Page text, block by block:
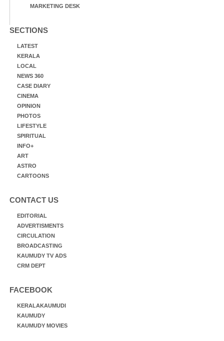
MARKETING DESK
SECTIONS
LATEST
KERALA
LOCAL
NEWS 360
CASE DIARY
CINEMA
OPINION
PHOTOS
LIFESTYLE
SPIRITUAL
INFO+
ART
ASTRO
CARTOONS
CONTACT US
EDITORIAL
ADVERTISMENTS
CIRCULATION
BROADCASTING
KAUMUDY TV ADS
CRM DEPT
FACEBOOK
KERALAKAUMUDI
KAUMUDY
KAUMUDY MOVIES